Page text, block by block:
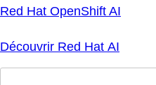
Red Hat OpenShift AI
Découvrir Red Hat AI